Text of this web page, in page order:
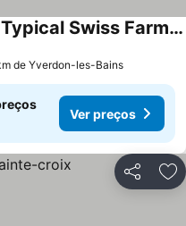
Completely Refurbished Typical Swiss Farmhouse
de Yverdon-les-Bains
Ver preços
Partilhar